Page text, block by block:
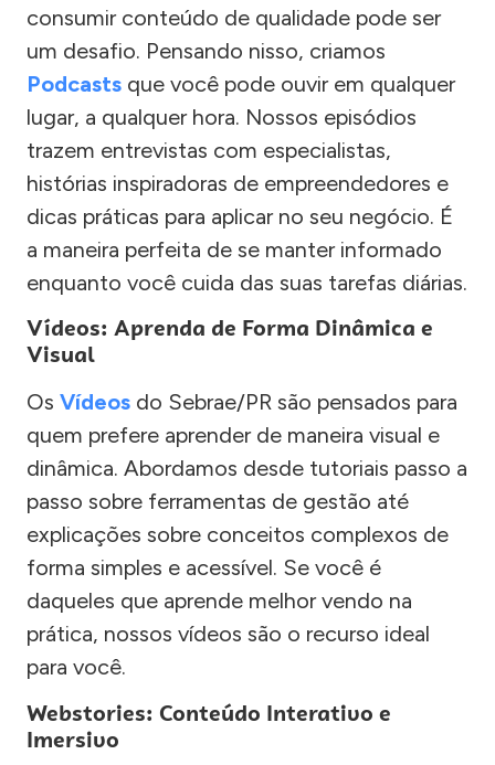
consumir conteúdo de qualidade pode ser
um desafio. Pensando nisso, criamos
Podcasts que você pode ouvir em qualquer
lugar, a qualquer hora. Nossos episódios
trazem entrevistas com especialistas,
histórias inspiradoras de empreendedores e
dicas práticas para aplicar no seu negócio. É
a maneira perfeita de se manter informado
enquanto você cuida das suas tarefas diárias.
Vídeos: Aprenda de Forma Dinâmica e
Visual
Os Vídeos do Sebrae/PR são pensados para
quem prefere aprender de maneira visual e
dinâmica. Abordamos desde tutoriais passo a
passo sobre ferramentas de gestão até
explicações sobre conceitos complexos de
forma simples e acessível. Se você é
daqueles que aprende melhor vendo na
prática, nossos vídeos são o recurso ideal
para você.
Webstories: Conteúdo Interativo e
Imersivo